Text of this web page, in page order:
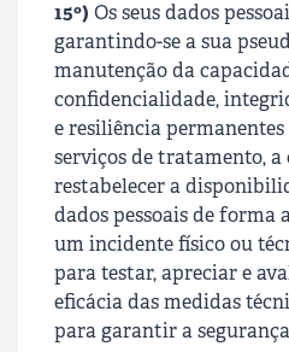
15º) Os seus dados
garantindo-se a sua
manutenção da
confidencialidade,
e resiliência permanentes
serviços de tratamento, a
restabelecer a
dados pessoais de forma
um incidente físico ou
para testar, apreciar e
eficácia das medidas
para garantir a